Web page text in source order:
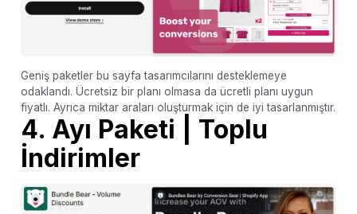
Geniş paketler bu sayfa tasarımcılarını desteklemeye
odaklandı. Ücretsiz bir planı olmasa da ücretli planı uygun
fiyatlı. Ayrıca miktar araları oluşturmak için de iyi tasarlanmıştır.
4. Ayı Paketi | Toplu
İndirimler